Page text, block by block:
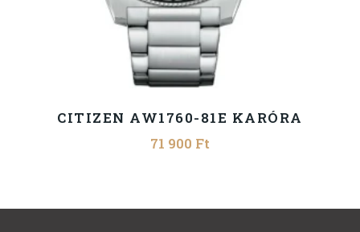
CITIZEN AW1760-81E KARÓRA
71 900 Ft